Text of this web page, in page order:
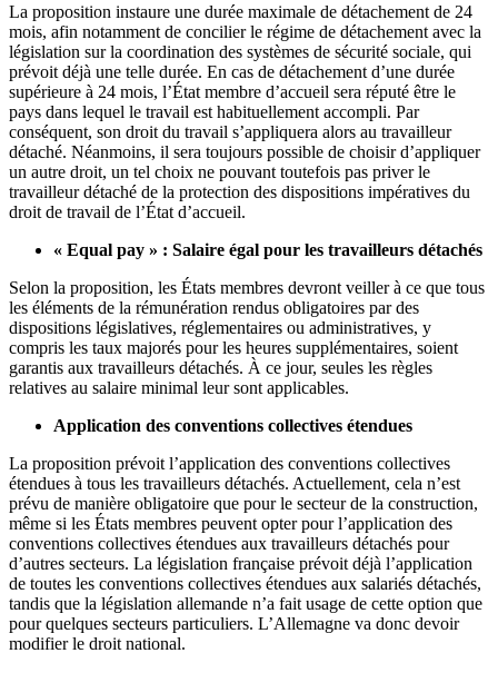
La proposition instaure une durée maximale de détachement de 24
mois, afin notamment de concilier le régime de détachement avec la
législation sur la coordination des systèmes de sécurité sociale, qui
prévoit déjà une telle durée. En cas de détachement d’une durée
supérieure à 24 mois, l’État membre d’accueil sera réputé être le
pays dans lequel le travail est habituellement accompli. Par
conséquent, son droit du travail s’appliquera alors au travailleur
détaché. Néanmoins, il sera toujours possible de choisir d’appliquer
un autre droit, un tel choix ne pouvant toutefois pas priver le
travailleur détaché de la protection des dispositions impératives du
droit de travail de l’État d’accueil.
« Equal pay » : Salaire égal pour les travailleurs détachés
Selon la proposition, les États membres devront veiller à ce que tous
les éléments de la rémunération rendus obligatoires par des
dispositions législatives, réglementaires ou administratives, y
compris les taux majorés pour les heures supplémentaires, soient
garantis aux travailleurs détachés. À ce jour, seules les règles
relatives au salaire minimal leur sont applicables.
Application des conventions collectives étendues
La proposition prévoit l’application des conventions collectives
étendues à tous les travailleurs détachés. Actuellement, cela n’est
prévu de manière obligatoire que pour le secteur de la construction,
même si les États membres peuvent opter pour l’application des
conventions collectives étendues aux travailleurs détachés pour
d’autres secteurs. La législation française prévoit déjà l’application
de toutes les conventions collectives étendues aux salariés détachés,
tandis que la législation allemande n’a fait usage de cette option que
pour quelques secteurs particuliers. L’Allemagne va donc devoir
modifier le droit national.